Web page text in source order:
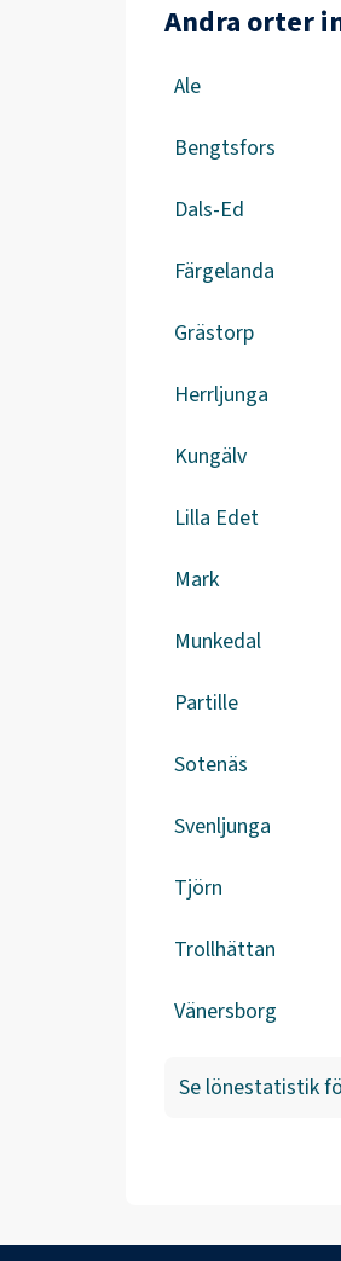
Andra orter
Ale
Bengtsfors
Dals-Ed
Färgelanda
Grästorp
Herrljunga
Kungälv
Lilla Edet
Mark
Munkedal
Partille
Sotenäs
Svenljunga
Tjörn
Trollhättan
Vänersborg
Se lönestatistik